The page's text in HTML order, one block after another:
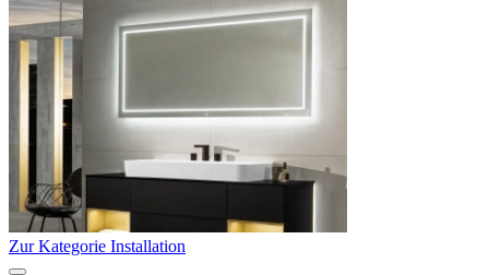
Zur Kategorie Installation